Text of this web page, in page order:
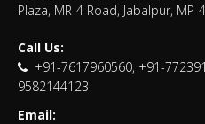
Plaza, MR-4 Road, Jabalpur, MP-
Call Us:
+91-7617960560, +91-
9582144123
Email: